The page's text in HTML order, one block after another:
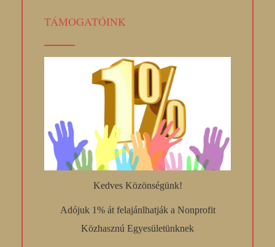
TÁMOGATÓINK
Kedves Közönségünk!
Adójuk 1% át felajánlhatják a Nonprofit
Közhasznú Egyesületünknek